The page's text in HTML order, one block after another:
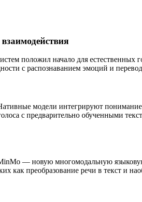
положил начало для
с распознаванием эмоций и
модели интегрируют
с предварительно обученными
— новую многомодальную
как преобразование речи в текст и